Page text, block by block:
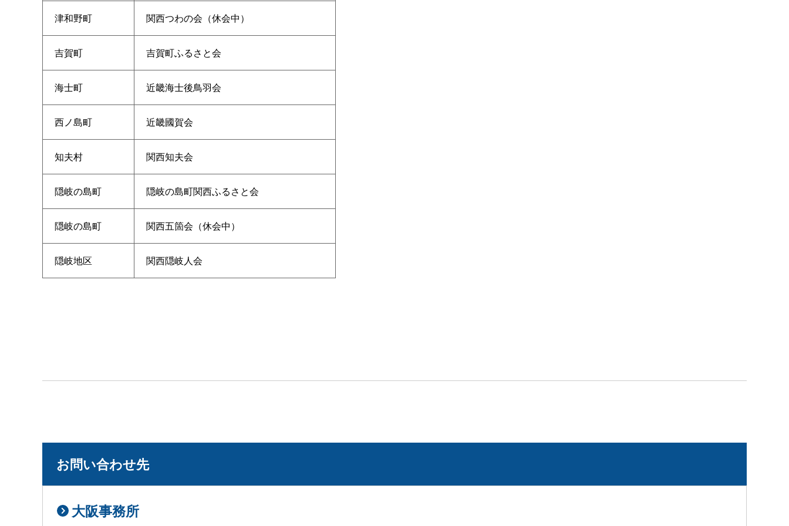
津和野町 関西つわの会（休会中）
吉賀町 吉賀町ふるさと会
海士町 近畿海士後鳥羽会
西ノ島町 近畿國賀会
知夫村 関西知夫会
隠岐の島町 隠岐の島町関西ふるさと会
隠岐の島町 関西五箇会（休会中）
隠岐地区 関西隠岐人会
お問い合わせ先
大阪事務所